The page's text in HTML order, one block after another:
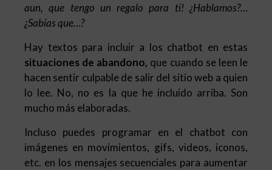
aun, que tengo un regalo para ti! ¿Hablamos?…
¿Sabías que…?
Hay textos para incluir a los chatbot en estas
situaciones de abandono, que cuando se leen le
hacen sentir culpable de salir del sitio web a quien
lo lee. No, no es la que he incluido arriba. Son
mucho más elaboradas.
Incluso puedes programar en el chatbot con
imágenes en movimientos, gifs, videos, iconos,
etc. en los mensajes secuenciales para aumentar